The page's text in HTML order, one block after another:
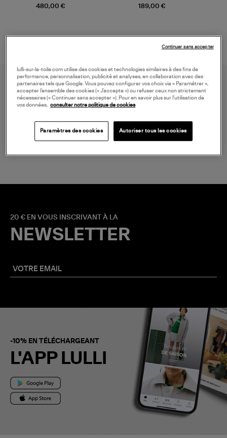
480,00 €
Champagne
189,00 €
Mousse
20 € EN VOUS INSCRIVANT À LA
NEWSLETTER
-10% EN TÉLÉCHARGEANT
L'APP LULLI
lulli-sur-la-toile.com utilise des cookies et technologies similaires à des fins de
performance, personnalisation, publicité et analyses, en collaboration avec des
partenaires tels que Google. Vous pouvez configurer vos choix via « Paramétrer »,
accepter l’ensemble des cookies (« J’accepte ») ou refuser ceux non strictement
nécessaires (« Continuer sans accepter »). Pour en savoir plus sur l’utilisation de
vos données, consulter notre politique de cookies
Paramètres des cookies Autoriser tous les cookies
Continuer sans accepter